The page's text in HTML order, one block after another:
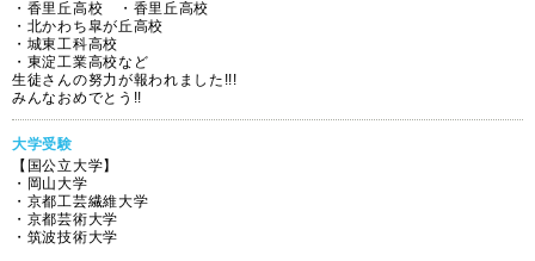
・香里丘高校 ・香里丘高校
・北かわち皐が丘高校
・城東工科高校
・東淀工業高校など
生徒さんの努力が報われました!!!
みんなおめでとう!!
大学受験
【国公立大学】
・岡山大学
・京都工芸繊維大学
・京都芸術大学
・筑波技術大学